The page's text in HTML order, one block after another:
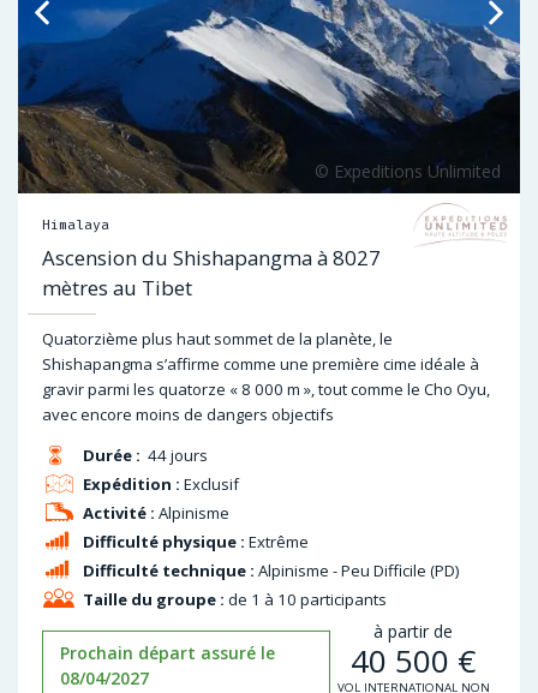
Himalaya
Ascension du Shishapangma à 8027
mètres au Tibet
Quatorzième plus haut sommet de la planète, le
Shishapangma s’affirme comme une première cime idéale à
gravir parmi les quatorze « 8 000 m », tout comme le Cho Oyu,
avec encore moins de dangers objectifs
Durée : 44 jours
Difficulté physique : Extrême
Expédition : Exclusif
Difficulté technique : Alpinisme - Peu Difficile (PD)
Activité : Alpinisme
Taille du groupe : de 1 à 10 participants
Prochain départ assuré le
08/04/2027
à partir de
40 500 €
VOL INTERNATIONAL NON